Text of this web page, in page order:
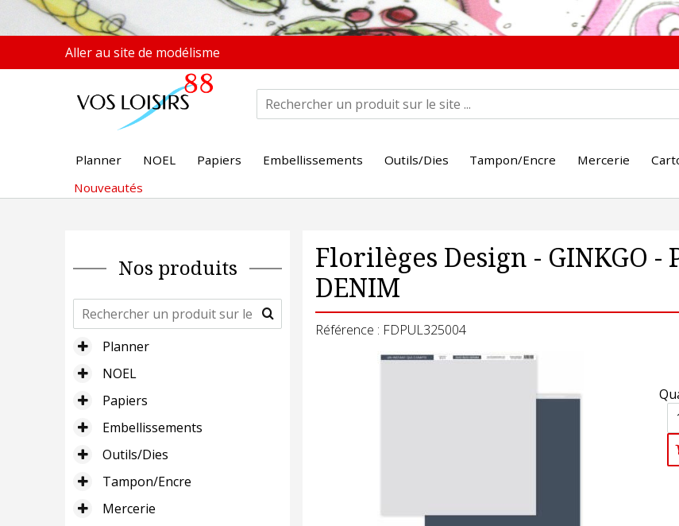
Aller au site de modélisme
Planner NOEL Papiers Embellissements Outils/Dies Tampon/Encre Mercerie
Nouveautés
Nos produits
Planner
NOEL
Papiers
Embellissements
Outils/Dies
Tampon/Encre
Mercerie
Florilèges Design - GINKGO -
DENIM
Référence : FDPUL325004